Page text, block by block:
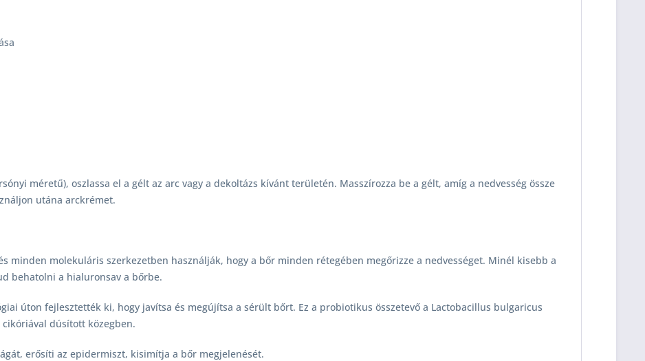
méretű), oszlassa el a gélt az arc vagy a dekoltázs kívánt területén. Masszírozza be a gélt, amíg a nedvesség össze
utána arckrémet.
minden molekuláris szerkezetben használják, hogy a bőr minden rétegében megőrizze a nedvességet. Minél kisebb a
behatolni a hialuronsav a bőrbe.
úton fejlesztették ki, hogy javítsa és megújítsa a sérült bőrt. Ez a probiotikus összetevő a Lactobacillus bulgaricus
dúsított közegben.
erősíti az epidermiszt, kisimítja a bőr megjelenését.